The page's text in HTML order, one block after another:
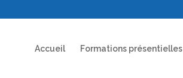
Accueil Formations présentielles